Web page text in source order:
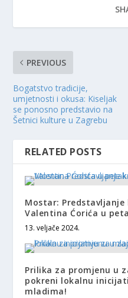
PREVIOUS
Bogatstvo tradicije,
umjetnosti i okusa: Kiseljak
se ponosno predstavio na
Šetnici kulture u Zagrebu
RELATED POSTS
Mostar: Predstavljanje
Valentina Ćorića u
13. veljače 2024.
Prilika za promjenu u
pokreni lokalnu
mladima!